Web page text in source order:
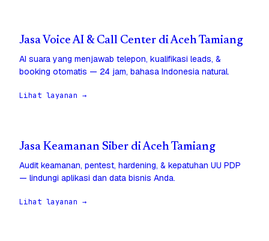
Jasa Voice AI & Call Center di Aceh Tamiang
AI suara yang menjawab telepon, kualifikasi leads, &
booking otomatis — 24 jam, bahasa Indonesia natural.
Lihat layanan →
Jasa Keamanan Siber di Aceh Tamiang
Audit keamanan, pentest, hardening, & kepatuhan UU PDP
— lindungi aplikasi dan data bisnis Anda.
Lihat layanan →